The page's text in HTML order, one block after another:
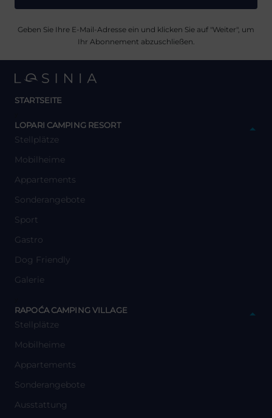
Geben Sie Ihre E-Mail-Adresse ein und klicken Sie auf "Weiter", um
Ihr Abonnement abzuschließen.
STARTSEITE
LOPARI CAMPING RESORT
Stellplätze
Mobilheime
Appartements
Sonderangebote
Sport
Gastro
Dog Friendly
Galerie
RAPOĆA CAMPING VILLAGE
Stellplätze
Mobilheime
Appartements
Sonderangebote
Ausstattung